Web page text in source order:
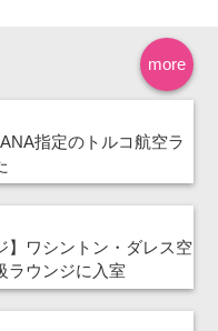
more
指定のトルコ航空ラ
】ワシントン・ダレス空
ラウンジに入室